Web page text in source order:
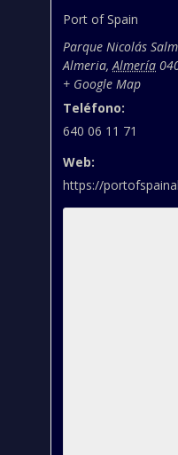
Port of Spain
Parque Nicolás
Almeria, Almería
+ Google Map
Teléfono:
640 06 11 71
Web:
https://